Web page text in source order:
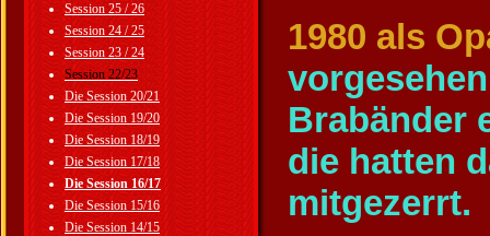
Session 25 / 26
Session 24 / 25
Session 23 / 24
Session 22/23
Die Session 20/21
Die Session 19/20
Die Session 18/19
Die Session 17/18
Die Session 16/17
Die Session 15/16
Die Session 14/15
1980 als
Brabänder
die hatten
mitgezerrt.